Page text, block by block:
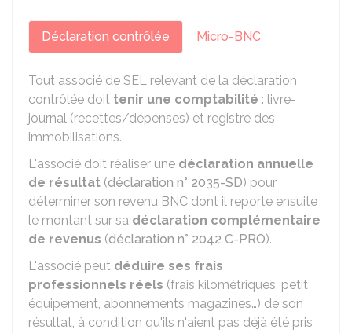
Déclaration contrôlée Micro-BNC
Tout associé de SEL relevant de la déclaration
contrôlée doit tenir une comptabilité : livre-
journal (recettes/dépenses) et registre des
immobilisations.
L'associé doit réaliser une déclaration annuelle
de résultat (déclaration n° 2035-SD) pour
déterminer son revenu BNC dont il reporte ensuite
le montant sur sa déclaration complémentaire
de revenus (déclaration n° 2042 C-PRO).
L'associé peut déduire ses frais
professionnels réels (frais kilométriques, petit
équipement, abonnements magazines…) de son
résultat, à condition qu'ils n'aient pas déjà été pris